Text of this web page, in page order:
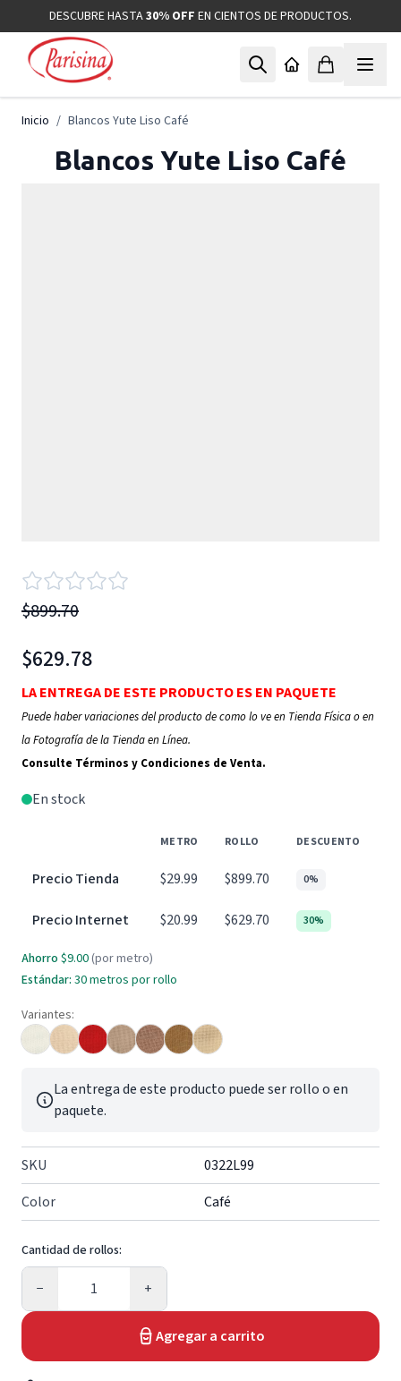
Ir al contenidoDESCUBRE HASTA30% OFF EN CIENTOS DE PRODUCTOS.
Inicio / Blancos Yute Liso Café
Blancos Yute Liso Café
$899.70
$629.78
LA ENTREGA DE ESTE PRODUCTO ES EN PAQUETE
Puede haber variaciones del producto de como lo ve en Tienda Física o en
la Fotografía de la Tienda en Línea.
Consulte Términos y Condiciones de Venta.
En stock
METRO ROLLO DESCUENTO
Precio Tienda $29.99 $899.70 0%
Precio Internet $20.99 $629.70 30%
Ahorro $9.00 (por metro)
Estándar: 30 metros por rollo
Variantes:
La entrega de este producto puede ser rollo o en
paquete.
SKU
0322L99
Color
Café
Cantidad de rollos:
−
Cantidad
+
Agregar a carrito